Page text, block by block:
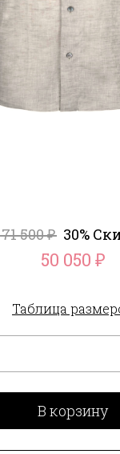
71 500₽ 30%
50 050 ₽
Таблица
В корзину